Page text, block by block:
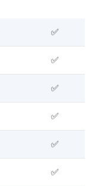
✅
✅
✅
✅
✅
✅